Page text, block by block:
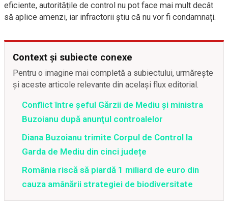
eficiente, autoritățile de control nu pot face mai mult decât
să aplice amenzi, iar infractorii știu că nu vor fi condamnați.
Context și subiecte conexe
Pentru o imagine mai completă a subiectului, urmărește
și aceste articole relevante din același flux editorial.
Conflict între şeful Gărzii de Mediu şi ministra
Buzoianu după anunţul controalelor
Diana Buzoianu trimite Corpul de Control la
Garda de Mediu din cinci județe
România riscă să piardă 1 miliard de euro din
cauza amânării strategiei de biodiversitate